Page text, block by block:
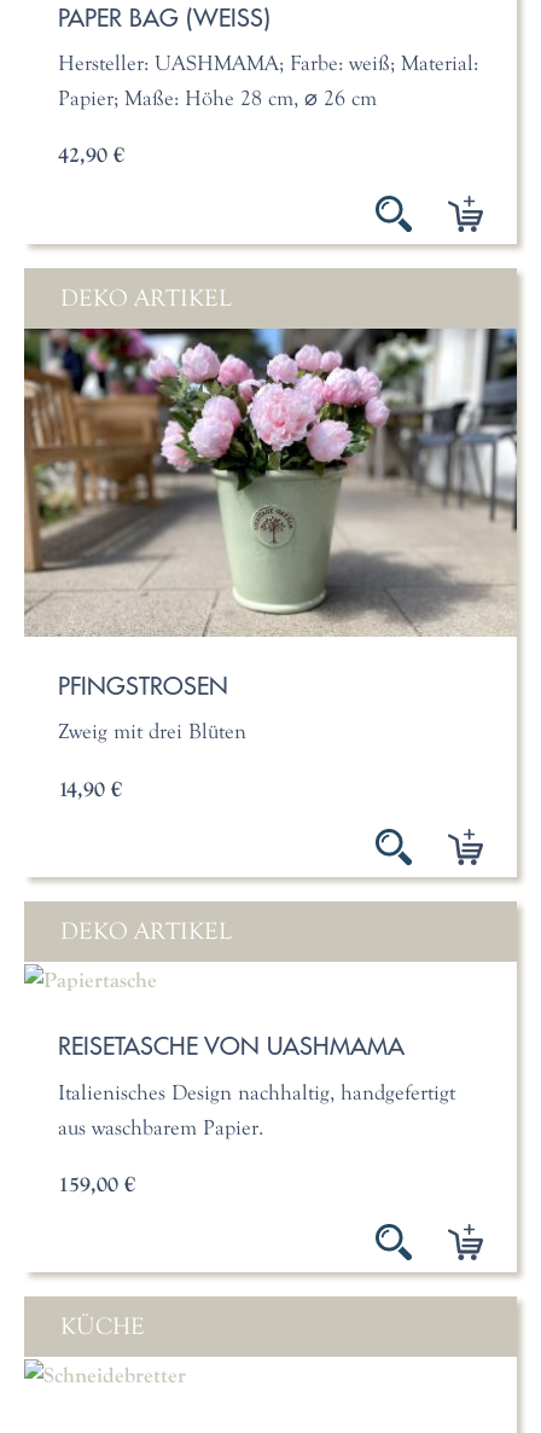
PAPER BAG (WEISS)
Hersteller: UASHMAMA; Farbe: weiß; Material:
Papier; Maße: Höhe 28 cm, ⌀ 26 cm
42,90 €
DEKO ARTIKEL
PFINGSTROSEN
Zweig mit drei Blüten
14,90 €
DEKO ARTIKEL
REISETASCHE VON UASHMAMA
Italienisches Design nachhaltig, handgefertigt
aus waschbarem Papier.
159,00 €
KÜCHE